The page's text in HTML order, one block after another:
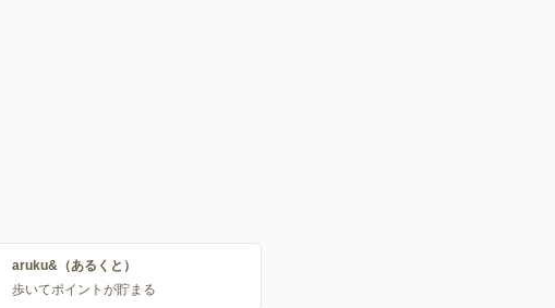
aruku&（あるくと）
歩いてポイントが貯まる